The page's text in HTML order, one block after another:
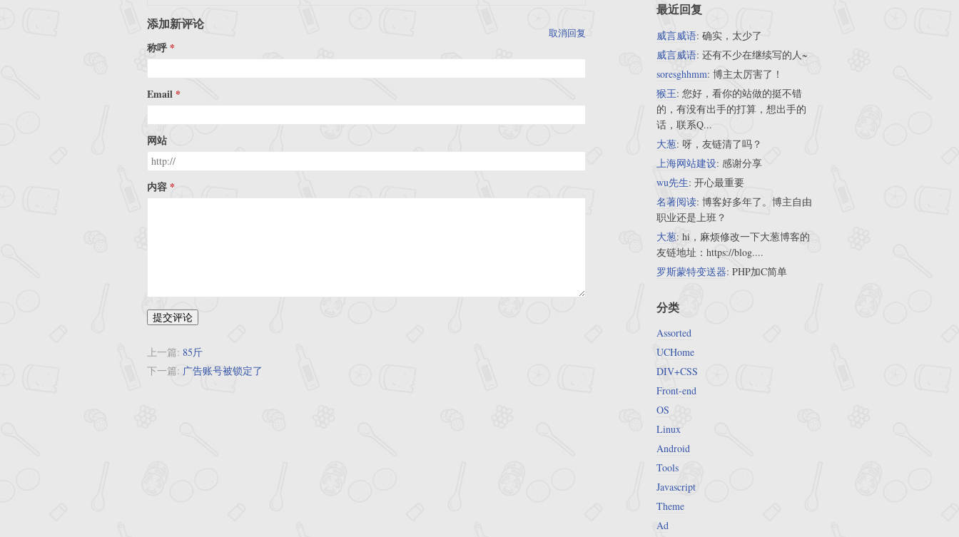
取消回复
添加新评论
称呼
Email
网站
内容
提交评论
上一篇: 85斤
下一篇: 广告账号被锁定了
最近回复
威言威语: 确实，太少了
威言威语: 还有不少在继续写的人~
soresghhmm: 博主太厉害了！
猴王: 您好，看你的站做的挺不错
的，有没有出手的打算，想出手的
话，联系Q...
大葱: 呀，友链清了吗？
上海网站建设: 感谢分享
wu先生: 开心最重要
名著阅读: 博客好多年了。博主自由
职业还是上班？
大葱: hi，麻烦修改一下大葱博客的
友链地址：https://blog....
罗斯蒙特变送器: PHP加C简单
分类
Assorted
UCHome
DIV+CSS
Front-end
OS
Linux
Android
Tools
Javascript
Theme
Ad